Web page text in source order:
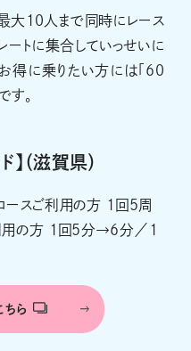
最大10人まで同時にレース
ートに集合していっせいに
得に乗りたい方には「60
す。
（滋賀県）
ースご利用の方 1回5周
用の方 1回5分→6分／1
ちら